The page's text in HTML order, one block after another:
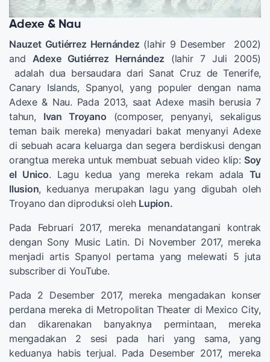
Adexe & Nau
Nauzet Gutiérrez Hernández (lahir 9 Desember 2002)
and Adexe Gutiérrez Hernández (lahir 7 Juli 2005)
adalah dua bersaudara dari Sanat Cruz de Tenerife,
Canary Islands, Spanyol, yang populer dengan nama
Adexe & Nau. Pada 2013, saat Adexe masih berusia 7
tahun, Ivan Troyano (composer, penyanyi, sekaligus
teman baik mereka) menyadari bakat menyanyi Adexe
di sebuah acara keluarga dan segera berdiskusi dengan
orangtua mereka untuk membuat sebuah video klip: Soy
el Unico. Lagu kedua yang mereka rekam adala Tu
Ilusion, keduanya merupakan lagu yang digubah oleh
Troyano dan diproduksi oleh Lupion.
Pada Februari 2017, mereka menandatangani kontrak
dengan Sony Music Latin. Di November 2017, mereka
menjadi artis Spanyol pertama yang melewati 5 juta
subscriber di YouTube.
Pada 2 Desember 2017, mereka mengadakan konser
perdana mereka di Metropolitan Theater di Mexico City,
dan dikarenakan banyaknya permintaan, mereka
mengadakan 2 sesi pada hari yang sama, yang
keduanya habis terjual. Pada Desember 2017, mereka